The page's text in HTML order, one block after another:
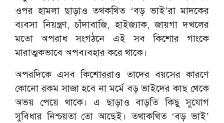
ওপর হামলা ছাড়াও তথকথিত ‘বড় ভাই’রা মাদকের
ব্যবসা নিয়ন্ত্রণ, চাঁদাবাজি, হাইজ্যাক, জায়গা দখলের
মতো অপরাধ সংগঠনে এই সব কিশোর গাংকে
মারাত্মকভাবে অপব্যবহার করে থাকে।
অপরদিকে এসব কিশোররাও তাদের বয়সের কারণে
কোনো রকম সাজা হবে না মর্মে বড় ভাইদের কাছ থেকে
অভয় পেয়ে থাকে। এ ছাড়াও বাড়তি কিছু সুযোগ
সুবিধার নিশ্চয়তা তো আছেই। তথাকথিত ‘বড় ভাই’